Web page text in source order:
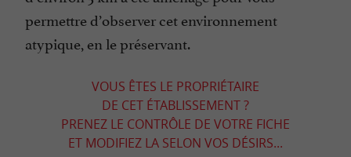
permettre d’observer cet environnement
atypique, en le préservant.
VOUS ÊTES LE PROPRIÉTAIRE
DE CET ÉTABLISSEMENT ?
PRENEZ LE CONTRÔLE DE VOTRE FICHE
ET MODIFIEZ LA SELON VOS DÉSIRS...